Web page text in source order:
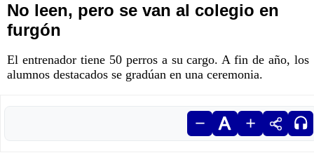
No leen, pero se van al colegio en
furgón
El entrenador tiene 50 perros a su cargo. A fin de año, los
alumnos destacados se gradúan en una ceremonia.